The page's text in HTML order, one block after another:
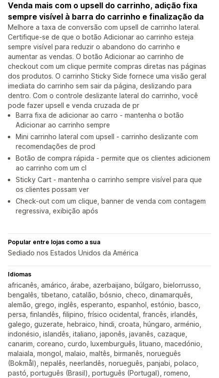
Venda mais com o upsell do carrinho, adição fixa
sempre visível à barra do carrinho e finalização da
Melhore a taxa de conversão com upsell de carrinho lateral.
Certifique-se de que o botão Adicionar ao carrinho esteja
sempre visível para reduzir o abandono do carrinho e
aumentar as vendas. O botão Adicionar ao carrinho de
checkout com um clique permite compras diretas nas páginas
dos produtos. O carrinho Sticky Side fornece uma visão geral
imediata do carrinho sem sair da página, deslizando para
dentro. Com o controle deslizante lateral do carrinho, você
pode fazer upsell e venda cruzada de pr
Barra fixa de adicionar ao carro - mantenha o botão
Adicionar ao carrinho sempre
Mini carrinho lateral com upsell - carrinho deslizante com
recomendações de prod
Botão de compra rápida - permite que os clientes adicionem
ao carrinho com um cl
Sticky Cart - mantenha o carrinho sempre visível para que
os clientes possam ver
Check-out com um clique, banner de venda com contagem
regressiva, exibição após
Popular entre lojas como a sua
Sediado nos Estados Unidos da América
Idiomas
africanês, amárico, árabe, azerbaijano, búlgaro, bielorrusso,
bengalês, tibetano, catalão, bósnio, checo, dinamarquês,
alemão, grego, inglês, esperanto, espanhol, estónio, basco,
persa, finlandês, filipino, frísico ocidental, francês, irlandês,
galego, guzerate, hebraico, hindi, croata, húngaro, arménio,
indonésio, islandês, italiano, japonês, javanês, cazaque,
canarim, coreano, curdo, luxemburguês, lituano, macedónio,
malaiala, mongol, malaio, maltês, birmanês, norueguês
(Bokmål), nepalês, neerlandês, norueguês, panjabi, polaco,
pastó, português (Brasil), português (Portugal), romeno,